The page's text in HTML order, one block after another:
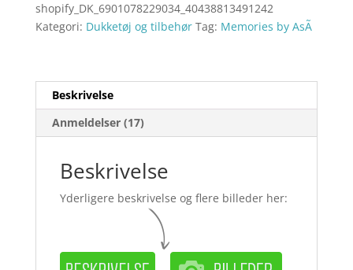
shopify_DK_6901078229034_40438813491242
Kategori: Dukketøj og tilbehør Tag: Memories by AsÃ­
Beskrivelse
Anmeldelser (17)
Beskrivelse
Yderligere beskrivelse og flere billeder her: